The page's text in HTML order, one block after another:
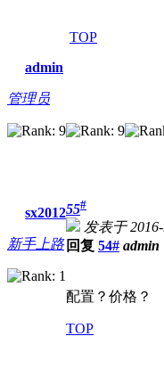
TOP
admin
管理员
sx2012
新手上路
55#
发表于
回复 54# admin
配置？价格？
TOP